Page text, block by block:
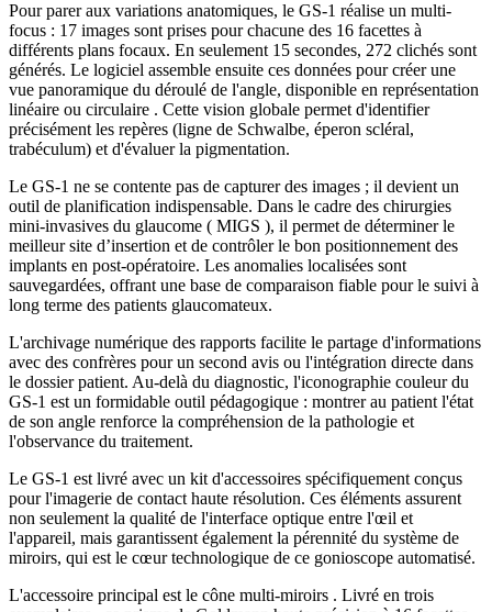
Pour parer aux variations anatomiques, le GS-1 réalise un multi-
focus : 17 images sont prises pour chacune des 16 facettes à
différents plans focaux. En seulement 15 secondes, 272 clichés sont
générés. Le logiciel assemble ensuite ces données pour créer une
vue panoramique du déroulé de l'angle, disponible en représentation
linéaire ou circulaire . Cette vision globale permet d'identifier
précisément les repères (ligne de Schwalbe, éperon scléral,
trabéculum) et d'évaluer la pigmentation.
Le GS-1 ne se contente pas de capturer des images ; il devient un
outil de planification indispensable. Dans le cadre des chirurgies
mini-invasives du glaucome ( MIGS ), il permet de déterminer le
meilleur site d’insertion et de contrôler le bon positionnement des
implants en post-opératoire. Les anomalies localisées sont
sauvegardées, offrant une base de comparaison fiable pour le suivi à
long terme des patients glaucomateux.
L'archivage numérique des rapports facilite le partage d'informations
avec des confrères pour un second avis ou l'intégration directe dans
le dossier patient. Au-delà du diagnostic, l'iconographie couleur du
GS-1 est un formidable outil pédagogique : montrer au patient l'état
de son angle renforce la compréhension de la pathologie et
l'observance du traitement.
Le GS-1 est livré avec un kit d'accessoires spécifiquement conçus
pour l'imagerie de contact haute résolution. Ces éléments assurent
non seulement la qualité de l'interface optique entre l'œil et
l'appareil, mais garantissent également la pérennité du système de
miroirs, qui est le cœur technologique de ce gonioscope automatisé.
L'accessoire principal est le cône multi-miroirs . Livré en trois